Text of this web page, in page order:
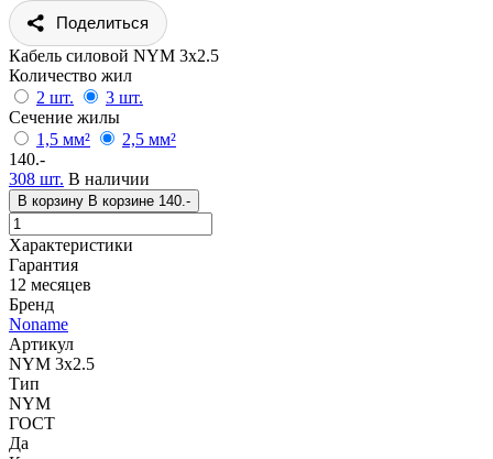
Поделиться
Кабель силовой NYM 3x2.5
Количество жил
2 шт.
3 шт.
Сечение жилы
1,5 мм²
2,5 мм²
140.-
308 шт. В наличии
В корзину В корзине 140.-
Характеристики
Гарантия
12 месяцев
Бренд
Noname
Артикул
NYM 3x2.5
Тип
NYM
ГОСТ
Да